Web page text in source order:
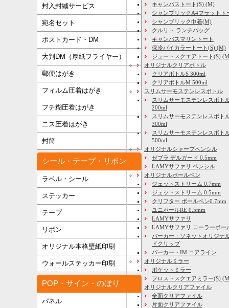
封入封緘サービス
宛名セット
ポストカード・DM
大判DM（厚紙フライヤー）
郵便はがき
フィルム圧着はがき
フチ糊圧着はがき
ニス圧着はがき
封筒
シール・テープ・リボン
ラベル・シール
ステッカー
テープ
リボン
オリジナル本格壁紙印刷
ウォールステッカー印刷 New!
POP・サイン・のぼり
パネル
キャンバストート(S) (M)
シャンブリックA4フラットト
シャンブリック巾着(M)
クルリト ランチバッグ
キャンバスマリントート
保冷バイカラートート(S) (M)
ジュートスクエアトート(S)
オリジナルクリアボトル
クリアボトルS 300ml
クリアボトルM 500ml
スリムサーモステンレスボトル
スリムサーモステンレスボト
200ml
スリムサーモステンレスボト
300ml
スリムサーモステンレスボト
500ml
オリジナルシャープペンシル
ゼブラ デルガード 0.5mm
LAMYサファリ ペンシル
オリジナルボールペン
ジェットストリーム 0.7mm
ジェットストリーム 0.5mm
クリフター ボールペン0.7mm
ユニボールRE 0.5mm
LAMYサファリ
LAMYサファリ ローラーボー
パーカー・ソネットオリジナ
ドクリップ
パーカー・IM コアライン
オリジナルミラー
ポケットミラー
フロストスクエアミラー(S)
オリジナルクリアファイル
全面クリアファイル
片面クリアファイル